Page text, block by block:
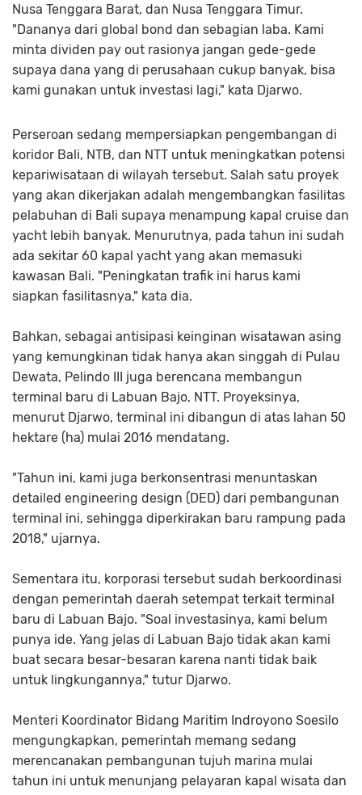
Nusa Tenggara Barat, dan Nusa Tenggara Timur.
"Dananya dari global bond dan sebagian laba. Kami
minta dividen pay out rasionya jangan gede-gede
supaya dana yang di perusahaan cukup banyak, bisa
kami gunakan untuk investasi lagi," kata Djarwo.
Perseroan sedang mempersiapkan pengembangan di
koridor Bali, NTB, dan NTT untuk meningkatkan potensi
kepariwisataan di wilayah tersebut. Salah satu proyek
yang akan dikerjakan adalah mengembangkan fasilitas
pelabuhan di Bali supaya menampung kapal cruise dan
yacht lebih banyak. Menurutnya, pada tahun ini sudah
ada sekitar 60 kapal yacht yang akan memasuki
kawasan Bali. "Peningkatan trafik ini harus kami
siapkan fasilitasnya," kata dia.
Bahkan, sebagai antisipasi keinginan wisatawan asing
yang kemungkinan tidak hanya akan singgah di Pulau
Dewata, Pelindo III juga berencana membangun
terminal baru di Labuan Bajo, NTT. Proyeksinya,
menurut Djarwo, terminal ini dibangun di atas lahan 50
hektare (ha) mulai 2016 mendatang.
"Tahun ini, kami juga berkonsentrasi menuntaskan
detailed engineering design (DED) dari pembangunan
terminal ini, sehingga diperkirakan baru rampung pada
2018," ujarnya.
Sementara itu, korporasi tersebut sudah berkoordinasi
dengan pemerintah daerah setempat terkait terminal
baru di Labuan Bajo. "Soal investasinya, kami belum
punya ide. Yang jelas di Labuan Bajo tidak akan kami
buat secara besar-besaran karena nanti tidak baik
untuk lingkungannya," tutur Djarwo.
Menteri Koordinator Bidang Maritim Indroyono Soesilo
mengungkapkan, pemerintah memang sedang
merencanakan pembangunan tujuh marina mulai
tahun ini untuk menunjang pelayaran kapal wisata dan